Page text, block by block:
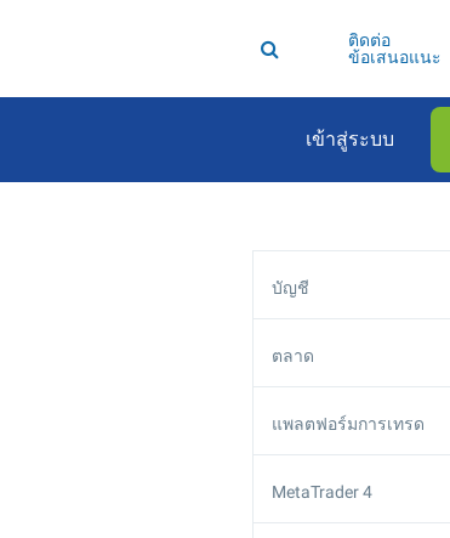
ติดต่อ
ข้อเสนอแนะ
เข้าสู่ระบบ
บัญชี
ตลาด
แพลตฟอร์มการเทรด
MetaTrader 4